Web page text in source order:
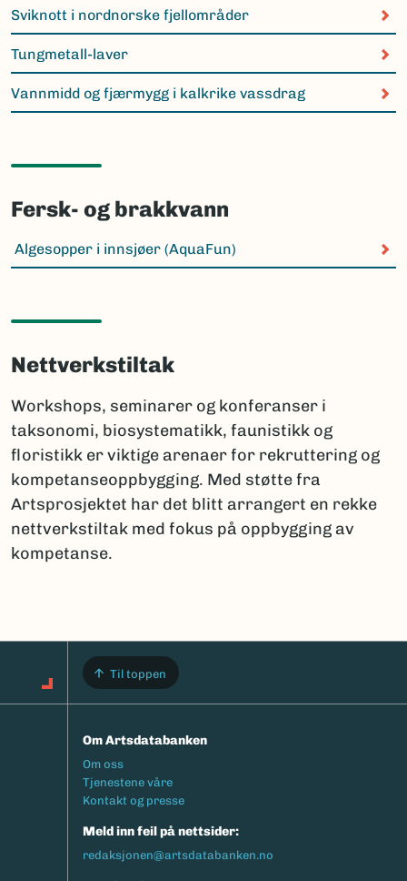
Sviknott i nordnorske fjellområder
Tungmetall-laver
Vannmidd og fjærmygg i kalkrike vassdrag
Fersk- og brakkvann
Algesopper i innsjøer (AquaFun)
Nettverkstiltak
Workshops, seminarer og konferanser i
taksonomi, biosystematikk, faunistikk og
floristikk er viktige arenaer for rekruttering og
kompetanseoppbygging. Med støtte fra
Artsprosjektet har det blitt arrangert en rekke
nettverkstiltak med fokus på oppbygging av
kompetanse.
Til toppen
Om Artsdatabanken
Footermeny
Om oss
Tjenestene våre
Kontakt og presse
Meld inn feil på nettsider:
redaksjonen@artsdatabanken.no